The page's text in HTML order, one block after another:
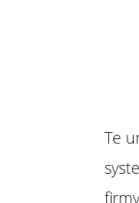
Te
firmy